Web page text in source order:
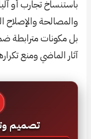
باستنساخ تجارب أو
والمصالحة
بل مكونات مترابطة
آثار الماضي ومنع
تصميم